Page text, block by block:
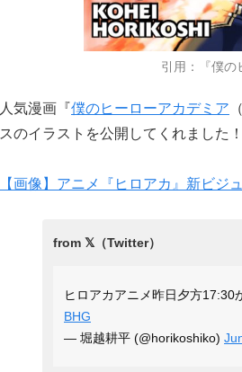
引用：『僕の
人気漫画『僕のヒーローアカデミア
スのイラストを公開してくれました！
【画像】アニメ『ヒロアカ』新ビジ
ヒロアカアニメ昨日夕方17:30
BHG
— 堀越耕平 (@horikoshiko)